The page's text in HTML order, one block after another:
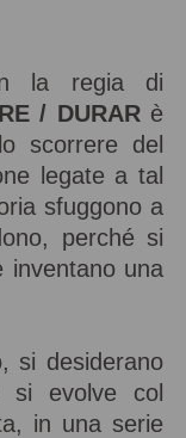
la regia di
/ DURARè
scorrere del
legate a tal
sfuggono a
perché si
inventano una
si desiderano
si evolve col
in una serie